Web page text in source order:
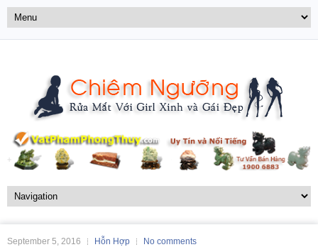
September 5, 2016 Hỗn Hợp No comments